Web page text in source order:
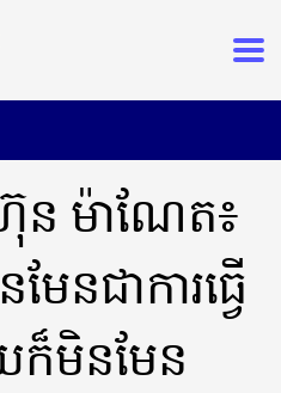
ន ម៉ាណែត៖
នជាការធ្វើ
ក៏មិនមែន